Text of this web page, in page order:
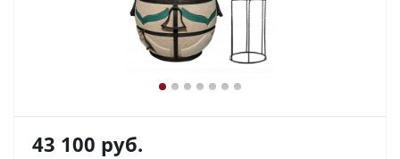
43 100 руб.